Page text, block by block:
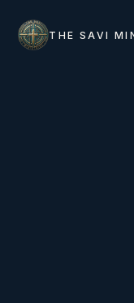
THE SAVI